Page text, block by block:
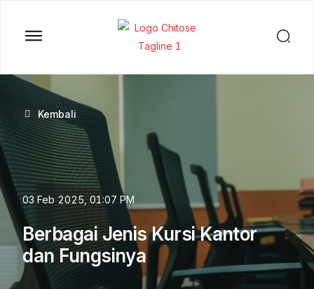
Kembali
03 Feb 2025, 01:07 PM
Berbagai Jenis Kursi Kantor
dan Fungsinya